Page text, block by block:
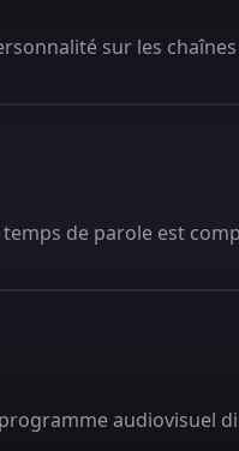
sur les
de parole est
audiovisuel